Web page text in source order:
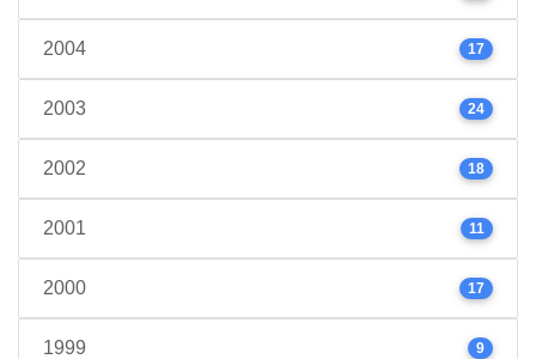
2004 17
2003 24
2002 18
2001 11
2000 17
1999 9